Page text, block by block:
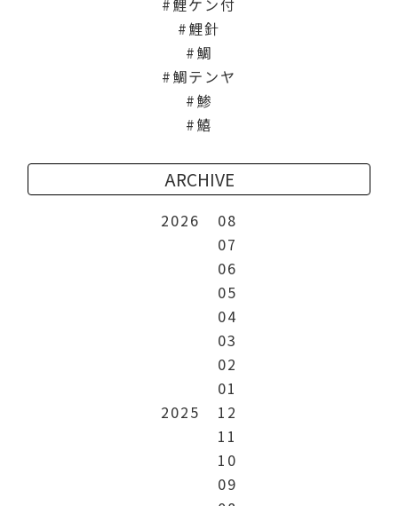
鯉ケン付
鯉針
鯛
鯛テンヤ
鯵
鱚
ARCHIVE
2026
08
07
06
05
04
03
02
01
2025
12
11
10
09